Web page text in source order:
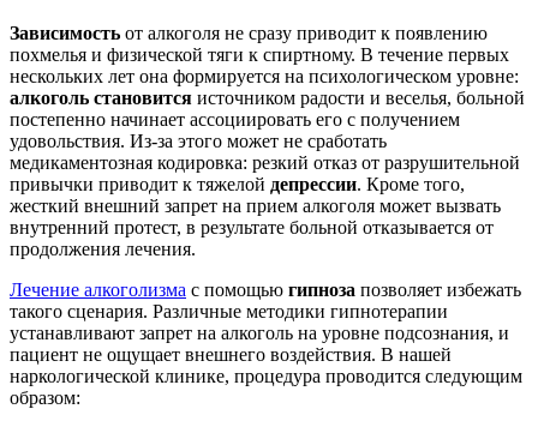
Зависимость от алкоголя не сразу приводит к появлению
похмелья и физической тяги к спиртному. В течение первых
нескольких лет она формируется на психологическом уровне:
алкоголь становится источником радости и веселья, больной
постепенно начинает ассоциировать его с получением
удовольствия. Из-за этого может не сработать
медикаментозная кодировка: резкий отказ от разрушительной
привычки приводит к тяжелой депрессии. Кроме того,
жесткий внешний запрет на прием алкоголя может вызвать
внутренний протест, в результате больной отказывается от
продолжения лечения.
Лечение алкоголизма с помощью гипноза позволяет избежать
такого сценария. Различные методики гипнотерапии
устанавливают запрет на алкоголь на уровне подсознания, и
пациент не ощущает внешнего воздействия. В нашей
наркологической клинике, процедура проводится следующим
образом: